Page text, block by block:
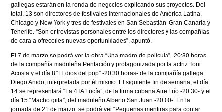
gallegas estarán en la ronda de negocios explicando sus proyectos. Del
total, 13 son directores de festivales internacionales de América Latina,
Chicago y New York y tres de festivales en San Sebastián, Gran Canaria y
Tenerife. “Son entrevistas personales entre los directores y las compañías
de cara a ofrecerles nuevas oportunidades”, apuntó.
El 7 de marzo se podrá ver la obra “Una madre de película” -20:30 horas-
de la compañía madrileña Pentación y protagonizada por la actriz Toni
Acosta y el día 8 “El dios del pop” -20:30 horas- de la compañía gallega
Diego Anido, interpretada por él mismo. El siguiente fin de semana, el día
14 se representará “La 4TA Lucía”, de la firma cubana Aire Frío -20:30- y el
día 15 “Macho grita”, del madrileño Alberto San Juan -20:00-. En la
jornada de 21 de marzo se podrá ver “Pequenas mentiras para contar